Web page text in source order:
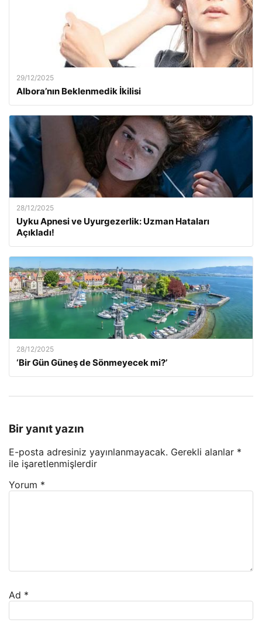
29/12/2025
Albora’nın Beklenmedik İkilisi
28/12/2025
Uyku Apnesi ve Uyurgezerlik: Uzman Hataları
Açıkladı!
28/12/2025
‘Bir Gün Güneş de Sönmeyecek mi?’
Bir yanıt yazın
E-posta adresiniz yayınlanmayacak. Gerekli alanlar *
ile işaretlenmişlerdir
Yorum *
Ad *